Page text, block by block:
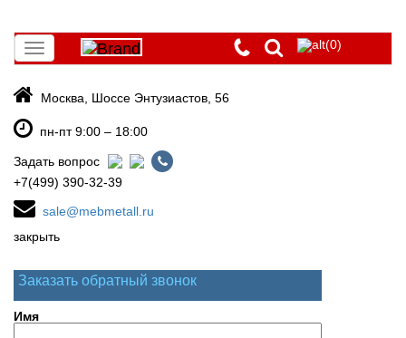
Toggle
navigation
(0)
Москва, Шоссе Энтузиастов, 56
пн-пт 9:00 – 18:00
Задать вопрос
+7(499) 390-32-39
sale@mebmetall.ru
закрыть
Заказать обратный звонок
Имя